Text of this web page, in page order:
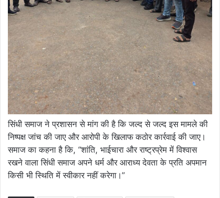
सिंधी समाज ने प्रशासन से मांग की है कि जल्द से जल्द इस मामले की
निष्पक्ष जांच की जाए और आरोपी के खिलाफ कठोर कार्रवाई की जाए।
समाज का कहना है कि, “शांति, भाईचारा और राष्ट्रप्रेम में विश्वास
रखने वाला सिंधी समाज अपने धर्म और आराध्य देवता के प्रति अपमान
किसी भी स्थिति में स्वीकार नहीं करेगा।”